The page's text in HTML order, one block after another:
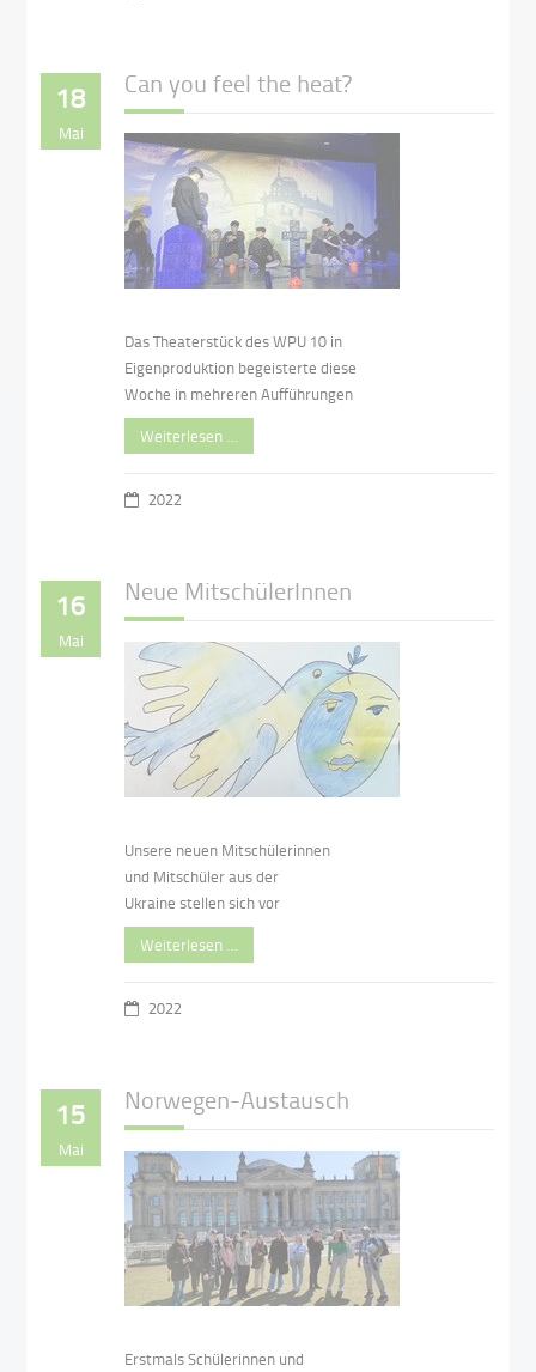
18
Mai
Can you feel the heat?
Das Theaterstück des WPU 10 in
Eigenproduktion begeisterte diese
Woche in mehreren Aufführungen
Weiterlesen …
2022
16
Mai
Neue MitschülerInnen
Unsere neuen Mitschülerinnen
und Mitschüler aus der
Ukraine stellen sich vor
Weiterlesen …
2022
15
Mai
Norwegen-Austausch
Erstmals Schülerinnen und